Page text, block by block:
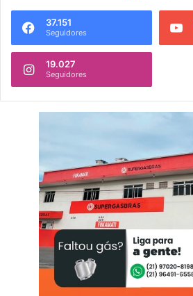
37.151
Seguidores
19.027
Seguidores